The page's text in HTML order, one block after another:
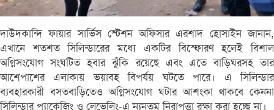
দাউদকান্দি ফায়ার সার্ভিস স্টেশন অফিসার এরশাদ হোসাইন জানান,
এখানে শতশত সিলিন্ডারের মধ্যে একটির বিস্ফোরণ হলেই বিশাল
অগ্নিসংযোগ সংঘটিত হবার ঝুঁকি রয়েছে এবং এতে বাড়িঘরসহ তার
আশেপাশের এলাকায় ভয়াবহ বিপর্যয় ঘটতে পারে। এ সিলিন্ডার
ব্যবহারকারী বসতবাড়িতেও অগ্নিসংযোগ ঘটার আশংকা থাকবে কেননা
সিলিন্ডার প্যাকেজিং ও লেভেলিং-এ ন্যুনতম নিরাপত্তা রক্ষা করা হচ্ছে না।